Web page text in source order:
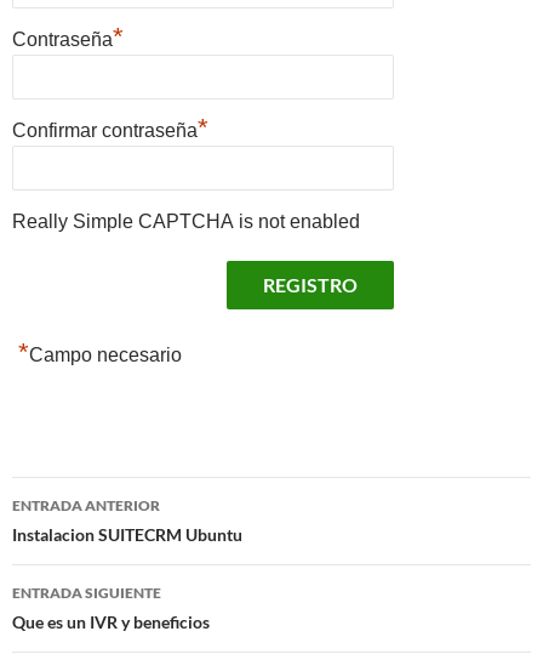
Contraseña*
Confirmar contraseña*
Really Simple CAPTCHA is not enabled
*Campo necesario
Navegación
de
entradas
ENTRADA ANTERIOR
Instalacion SUITECRM Ubuntu
ENTRADA SIGUIENTE
Que es un IVR y beneficios